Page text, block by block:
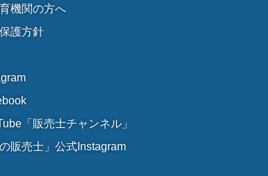
機関の方へ
護方針
「販売士チャンネル」
の販売士」公式Instagram